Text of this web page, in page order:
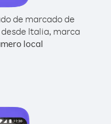
de marcado de
Italia, marca
local